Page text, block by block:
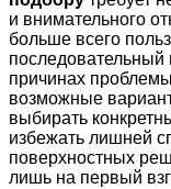
и внимательного
больше всего
последовательный
причинах
возможные
выбирать
избежать лишней
поверхностных
лишь на первый